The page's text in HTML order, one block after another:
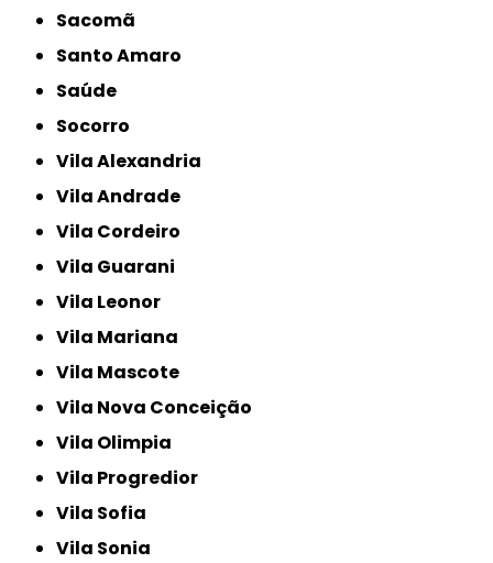
Sacomã
Santo Amaro
Saúde
Socorro
Vila Alexandria
Vila Andrade
Vila Cordeiro
Vila Guarani
Vila Leonor
Vila Mariana
Vila Mascote
Vila Nova Conceição
Vila Olimpia
Vila Progredior
Vila Sofia
Vila Sonia